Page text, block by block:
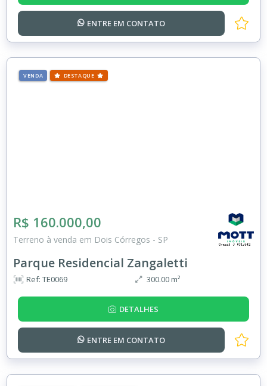
ENTRE EM CONTATO
VENDA DESTAQUE
R$ 160.000,00
Terreno à venda em Dois Córregos - SP
Parque Residencial Zangaletti
Ref: TE0069 300.00 m²
DETALHES
ENTRE EM CONTATO